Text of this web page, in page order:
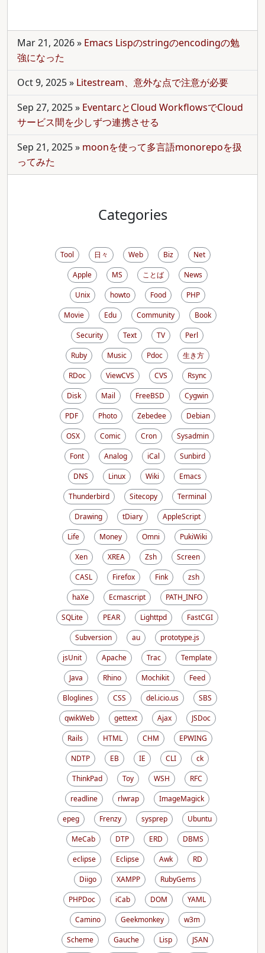
Mar 21, 2026» Emacs Lispのstringのencodingの勉
強になった
Oct 9, 2025» Litestream、意外な点で注意が必要
Sep 27, 2025» EventarcとCloud WorkflowsでCloud
サービス間を少しずつ連携させる
Sep 21, 2025» moonを使って多言語monorepoを扱
ってみた
Categories
Tool 日々 Web Biz
Net
Apple
MS ことば
News
Unix
howto Food
PHP
Movie
Edu Community
Book
Security
Text TV
Perl
Ruby
Music Pdoc
生き方
RDoc
ViewCVS CVS
Rsync
Disk
Mail FreeBSD
Cygwin
PDF
Photo Zebedee
Debian
OSX
Comic Cron
Sysadmin
Font
Analog iCal
Sunbird
DNS
Linux Wiki
Emacs
Thunderbird
Sitecopy
Terminal
Drawing
tDiary
AppleScript
Life
Money Omni
PukiWiki
Xen
XREA Zsh
Screen
CASL
Firefox Fink
zsh
haXe
Ecmascript
PATH_INFO
SQLite
PEAR Lighttpd
FastCGI
Subversion
au
prototype.js
jsUnit
Apache Trac
Template
Java
Rhino Mochikit
Feed
Bloglines
CSS del.icio.us
SBS
qwikWeb
gettext Ajax
JSDoc
Rails
HTML CHM
EPWING
NDTP
EB IE CLI
ck
ThinkPad
Toy WSH
RFC
readline
rlwrap
ImageMagick
epeg
Frenzy sysprep
Ubuntu
MeCab
DTP ERD
DBMS
eclipse
Eclipse Awk
RD
Diigo
XAMPP
RubyGems
PHPDoc
iCab DOM
YAML
Camino
Geekmonkey
w3m
Scheme
Gauche Lisp
JSAN